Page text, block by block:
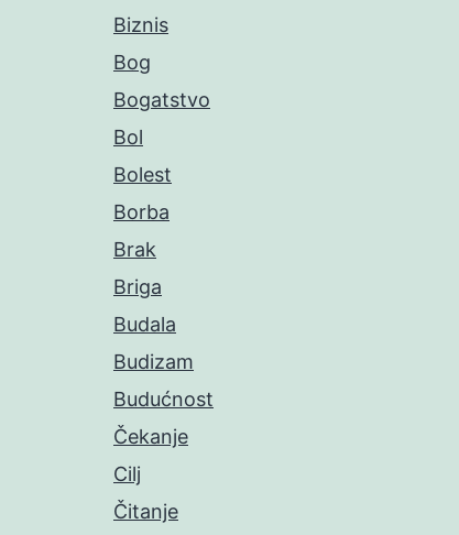
Biznis
Bog
Bogatstvo
Bol
Bolest
Borba
Brak
Briga
Budala
Budizam
Budućnost
Čekanje
Cilj
Čitanje